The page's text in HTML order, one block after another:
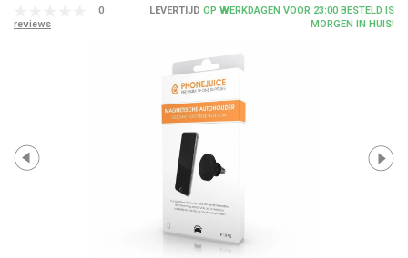
0
reviews
LEVERTIJD OP WERKDAGEN VOOR 23:00 BESTELD IS
MORGEN IN HUIS!